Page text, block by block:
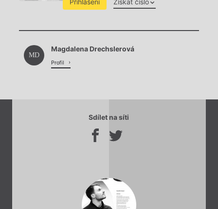
Chviličku.
Načítá se.
MD
Magdalena Drechslerová
Profil
Sdílet na síti